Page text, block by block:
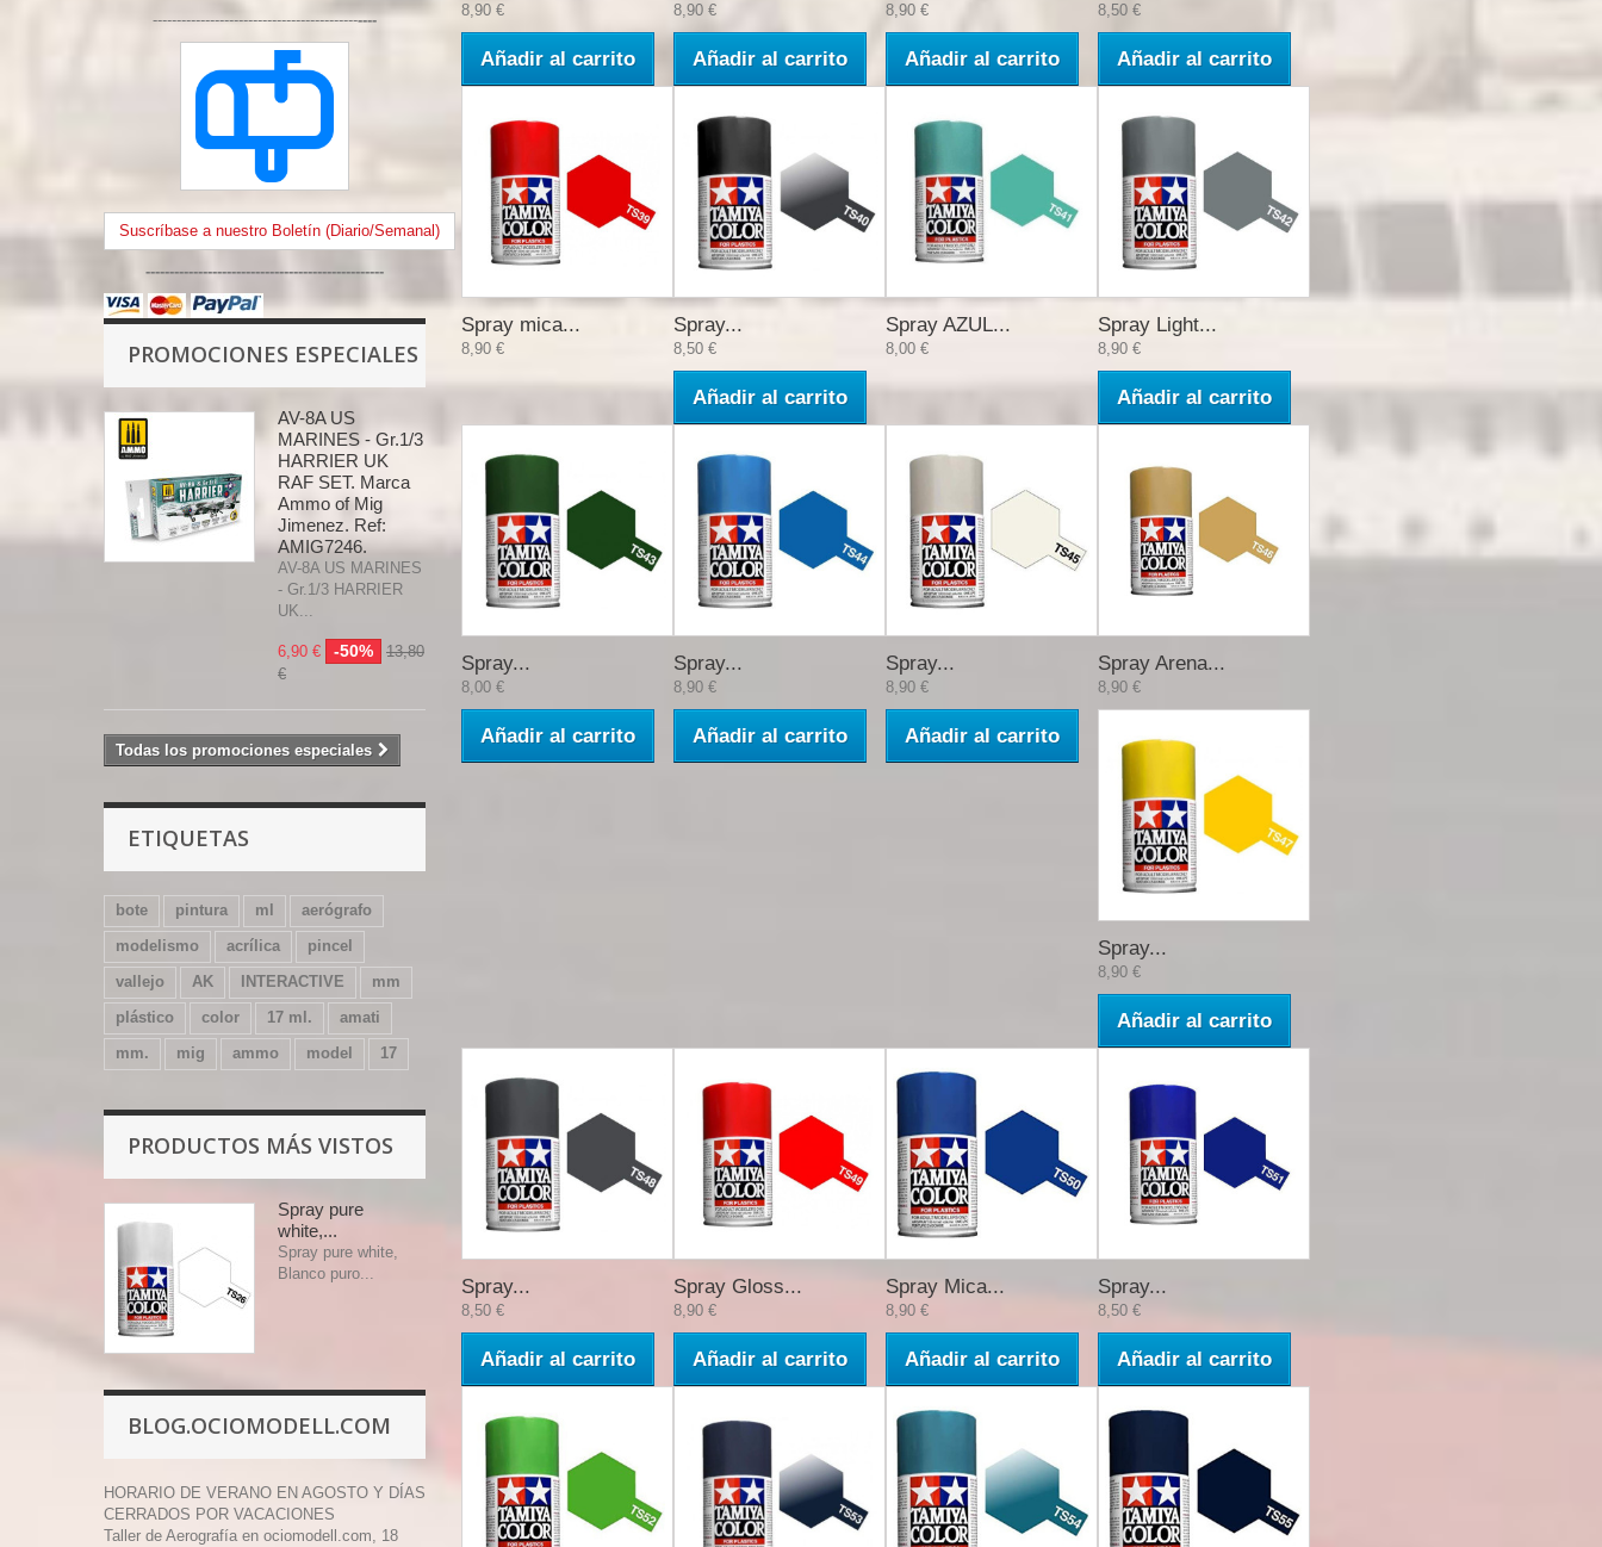
-----------------------------------------------
Suscríbase a nuestro Boletín (Diario/Semanal)
--------------------------------------------------
PROMOCIONES ESPECIALES
AV-8A US
MARINES - Gr.1/3
HARRIER UK
RAF SET. Marca
Ammo of Mig
Jimenez. Ref:
AMIG7246.
AV-8A US MARINES
- Gr.1/3 HARRIER
UK...
6,90 € -50%
13,80
€
Todas los promociones especiales
ETIQUETAS
bote pintura ml
aerógrafo
modelismo
acrílica
pincel
vallejo
AK INTERACTIVE
mm
plástico
color 17 ml.
amati
mm.
mig ammo model 17
PRODUCTOS MÁS VISTOS
Spray pure
white,...
Spray pure white,
Blanco puro...
BLOG.OCIOMODELL.COM
HORARIO DE VERANO EN AGOSTO Y DÍAS
CERRADOS POR VACACIONES
Taller de Aerografía en ociomodell.com, 18
8,90 €
Añadir al carrito
8,90 €
Añadir al carrito
8,90 €
Añadir al carrito
8,50 €
Añadir al carrito
Spray mica...
8,90 €
Spray...
8,50 €
Añadir al carrito
Spray AZUL...
8,00 €
Spray Light...
8,90 €
Añadir al carrito
Spray...
8,00 €
Añadir al carrito
Spray...
8,90 €
Añadir al carrito
Spray...
8,90 €
Añadir al carrito
Spray Arena...
8,90 €
Spray...
8,90 €
Añadir al carrito
Spray...
8,50 €
Añadir al carrito
Spray Gloss...
8,90 €
Añadir al carrito
Spray Mica...
8,90 €
Añadir al carrito
Spray...
8,50 €
Añadir al carrito